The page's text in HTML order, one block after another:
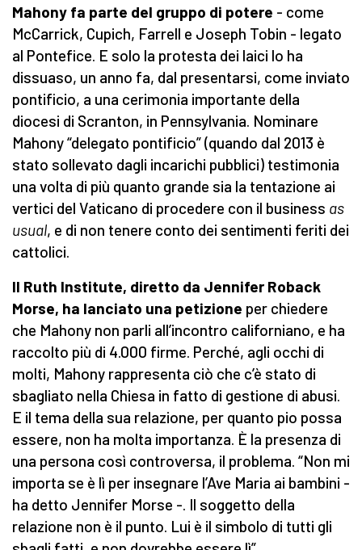
Mahony fa parte del gruppo di potere - come
McCarrick, Cupich, Farrell e Joseph Tobin - legato
al Pontefice. E solo la protesta dei laici lo ha
dissuaso, un anno fa, dal presentarsi, come inviato
pontificio, a una cerimonia importante della
diocesi di Scranton, in Pennsylvania. Nominare
Mahony “delegato pontificio” (quando dal 2013 è
stato sollevato dagli incarichi pubblici) testimonia
una volta di più quanto grande sia la tentazione ai
vertici del Vaticano di procedere con il business as
usual, e di non tenere conto dei sentimenti feriti dei
cattolici.
Il Ruth Institute, diretto da Jennifer Roback
Morse, ha lanciato una petizione per chiedere
che Mahony non parli all’incontro californiano, e ha
raccolto più di 4.000 firme. Perché, agli occhi di
molti, Mahony rappresenta ciò che c’è stato di
sbagliato nella Chiesa in fatto di gestione di abusi.
E il tema della sua relazione, per quanto pio possa
essere, non ha molta importanza. È la presenza di
una persona così controversa, il problema. “Non mi
importa se è lì per insegnare l’Ave Maria ai bambini -
ha detto Jennifer Morse -. Il soggetto della
relazione non è il punto. Lui è il simbolo di tutti gli